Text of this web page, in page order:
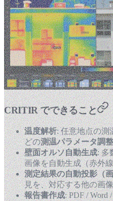
CRITIR でできること
温度解析: 任意地点の測
どの測温パラメータ調整
壁面オルソ自動生成: 多
画像を自動生成（赤外
測定結果の自動投影（
見を、対応する他の画
報告書作成: PDF / Word